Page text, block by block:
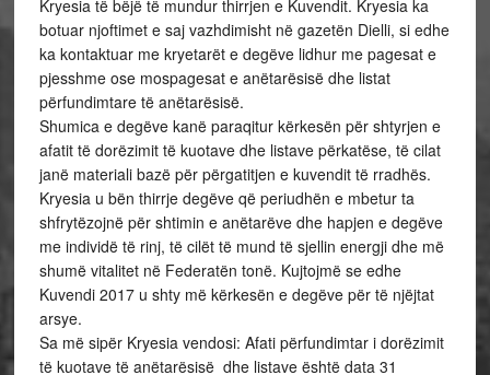
Kryesia të bëjë të mundur thirrjen e Kuvendit. Kryesia ka
botuar njoftimet e saj vazhdimisht në gazetën Dielli, si edhe
ka kontaktuar me kryetarët e degëve lidhur me pagesat e
pjesshme ose mospagesat e anëtarësisë dhe listat
përfundimtare të anëtarësisë.
Shumica e degëve kanë paraqitur kërkesën për shtyrjen e
afatit të dorëzimit të kuotave dhe listave përkatëse, të cilat
janë materiali bazë për përgatitjen e kuvendit të rradhës.
Kryesia u bën thirrje degëve që periudhën e mbetur ta
shfrytëzojnë për shtimin e anëtarëve dhe hapjen e degëve
me individë të rinj, të cilët të mund të sjellin energji dhe më
shumë vitalitet në Federatën tonë. Kujtojmë se edhe
Kuvendi 2017 u shty më kërkesën e degëve për të njëjtat
arsye.
Sa më sipër Kryesia vendosi: Afati përfundimtar i dorëzimit
të kuotave të anëtarësisë dhe listave është data 31